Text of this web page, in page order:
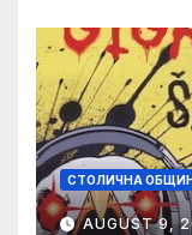
СТОЛИЧНА
AUGUST 9,